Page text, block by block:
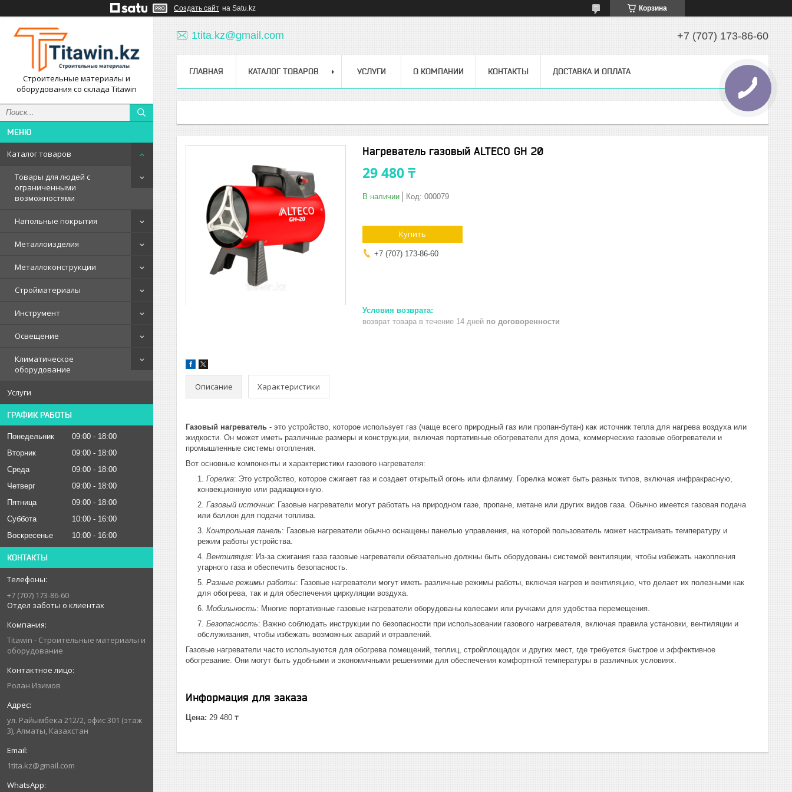
Создать сайт на Satu.kz Корзина
Строительные материалы и
оборудования со склада Titawin
Каталог товаров
Товары для людей с
ограниченными
возможностями
Напольные покрытия
Металлоизделия
Металлоконструкции
Стройматериалы
Инструмент
Освещение
Климатическое
оборудование
Услуги
ГРАФИК РАБОТЫ
Понедельник 09:00
18:00
Вторник
09:00
18:00
Среда
09:00
18:00
Четверг
09:00
18:00
Пятница
09:00
18:00
Суббота
10:00
16:00
Воскресенье
10:00 16:00
КОНТАКТЫ
+7 (707) 173-86-60
Отдел заботы о клиентах
Titawin - Строительные материалы и
оборудование
Ролан Изимов
ул. Райымбека 212/2, офис 301 (этаж
3), Алматы, Казахстан
1tita.kz@gmail.com
1tita.kz@gmail.com +7 (707) 173-86-60
ГЛАВНАЯ КАТАЛОГ ТОВАРОВ УСЛУГИ О КОМПАНИИ КОНТАКТЫ ДОСТАВКА И ОПЛАТА
Нагреватель газовый ALTECO GH 20
29 480 ₸
В наличии Код: 000079
Купить
+7 (707) 173-86-60
возврат товара в течение 14 дней по договоренности
Описание Характеристики
Газовый нагреватель - это устройство, которое использует газ (чаще всего природный газ или пропан-бутан) как источник тепла для нагрева воздуха или
жидкости. Он может иметь различные размеры и конструкции, включая портативные обогреватели для дома, коммерческие газовые обогреватели и
промышленные системы отопления.
Вот основные компоненты и характеристики газового нагревателя:
Горелка: Это устройство, которое сжигает газ и создает открытый огонь или фламму. Горелка может быть разных типов, включая инфракрасную,
конвекционную или радиационную.
Газовый источник: Газовые нагреватели могут работать на природном газе, пропане, метане или других видов газа. Обычно имеется газовая подача
или баллон для подачи топлива.
Контрольная панель: Газовые нагреватели обычно оснащены панелью управления, на которой пользователь может настраивать температуру и
режим работы устройства.
Вентиляция: Из-за сжигания газа газовые нагреватели обязательно должны быть оборудованы системой вентиляции, чтобы избежать накопления
угарного газа и обеспечить безопасность.
Разные режимы работы: Газовые нагреватели могут иметь различные режимы работы, включая нагрев и вентиляцию, что делает их полезными как
для обогрева, так и для обеспечения циркуляции воздуха.
Мобильность: Многие портативные газовые нагреватели оборудованы колесами или ручками для удобства перемещения.
Безопасность: Важно соблюдать инструкции по безопасности при использовании газового нагревателя, включая правила установки, вентиляции и
обслуживания, чтобы избежать возможных аварий и отравлений.
Газовые нагреватели часто используются для обогрева помещений, теплиц, стройплощадок и других мест, где требуется быстрое и эффективное
обогревание. Они могут быть удобными и экономичными решениями для обеспечения комфортной температуры в различных условиях.
Информация для заказа
Цена: 29 480 ₸